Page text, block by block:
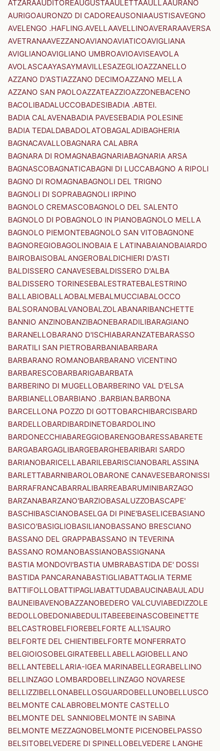
ATZARAAUDITOREAUGUSTAAULETTAAULLAAURANO
AURIGOAURONZO DI CADOREAUSONIAAUSTISAVEGNO
AVELENGO .HAFLING.AVELLAAVELLINOAVERARAAVERSA
AVETRANAAVEZZANOAVIANOAVIATICOAVIGLIANA
AVIGLIANOAVIGLIANO UMBROAVIOAVISEAVOLA
AVOLASCAAYASAYMAVILLESAZEGLIOAZZANELLO
AZZANO D'ASTIAZZANO DECIMOAZZANO MELLA
AZZANO SAN PAOLOAZZATEAZZIOAZZONEBACENO
BACOLIBADALUCCOBADESIBADIA .ABTEI.
BADIA CALAVENABADIA PAVESEBADIA POLESINE
BADIA TEDALDABADOLATOBAGALADIBAGHERIA
BAGNACAVALLOBAGNARA CALABRA
BAGNARA DI ROMAGNABAGNARIABAGNARIA ARSA
BAGNASCOBAGNATICABAGNI DI LUCCABAGNO A RIPOLI
BAGNO DI ROMAGNABAGNOLI DEL TRIGNO
BAGNOLI DI SOPRABAGNOLI IRPINO
BAGNOLO CREMASCOBAGNOLO DEL SALENTO
BAGNOLO DI POBAGNOLO IN PIANOBAGNOLO MELLA
BAGNOLO PIEMONTEBAGNOLO SAN VITOBAGNONE
BAGNOREGIOBAGOLINOBAIA E LATINABAIANOBAIARDO
BAIROBAISOBALANGEROBALDICHIERI D'ASTI
BALDISSERO CANAVESEBALDISSERO D'ALBA
BALDISSERO TORINESEBALESTRATEBALESTRINO
BALLABIOBALLAOBALMEBALMUCCIABALOCCO
BALSORANOBALVANOBALZOLABANARIBANCHETTE
BANNIO ANZINOBANZIBAONEBARADILIBARAGIANO
BARANELLOBARANO D'ISCHIABARANZATEBARASSO
BARATILI SAN PIETROBARBANIABARBARA
BARBARANO ROMANOBARBARANO VICENTINO
BARBARESCOBARBARIGABARBATA
BARBERINO DI MUGELLOBARBERINO VAL D'ELSA
BARBIANELLOBARBIANO .BARBIAN.BARBONA
BARCELLONA POZZO DI GOTTOBARCHIBARCISBARD
BARDELLOBARDIBARDINETOBARDOLINO
BARDONECCHIABAREGGIOBARENGOBARESSABARETE
BARGABARGAGLIBARGEBARGHEBARIBARI SARDO
BARIANOBARICELLABARILEBARISCIANOBARLASSINA
BARLETTABARNIBAROLOBARONE CANAVESEBARONISSI
BARRAFRANCABARRALIBARREABARUMINIBARZAGO
BARZANABARZANO'BARZIOBASALUZZOBASCAPE'
BASCHIBASCIANOBASELGA DI PINE'BASELICEBASIANO
BASICO'BASIGLIOBASILIANOBASSANO BRESCIANO
BASSANO DEL GRAPPABASSANO IN TEVERINA
BASSANO ROMANOBASSIANOBASSIGNANA
BASTIA MONDOVI'BASTIA UMBRABASTIDA DE' DOSSI
BASTIDA PANCARANABASTIGLIABATTAGLIA TERME
BATTIFOLLOBATTIPAGLIABATTUDABAUCINABAULADU
BAUNEIBAVENOBAZZANOBEDERO VALCUVIABEDIZZOLE
BEDOLLOBEDONIABEDULITABEEBEINASCOBEINETTE
BELCASTROBELFIOREBELFORTE ALL'ISAURO
BELFORTE DEL CHIENTIBELFORTE MONFERRATO
BELGIOIOSOBELGIRATEBELLABELLAGIOBELLANO
BELLANTEBELLARIA-IGEA MARINABELLEGRABELLINO
BELLINZAGO LOMBARDOBELLINZAGO NOVARESE
BELLIZZIBELLONABELLOSGUARDOBELLUNOBELLUSCO
BELMONTE CALABROBELMONTE CASTELLO
BELMONTE DEL SANNIOBELMONTE IN SABINA
BELMONTE MEZZAGNOBELMONTE PICENOBELPASSO
BELSITOBELVEDERE DI SPINELLOBELVEDERE LANGHE